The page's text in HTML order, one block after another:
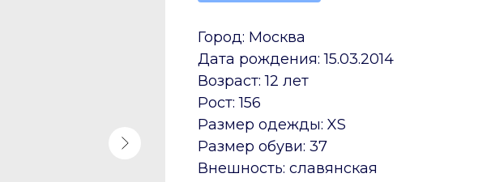
Город: Москва
Дата рождения: 15.03.2014
Возраст: 12 лет
Рост: 156
Размер одежды: XS
Размер обуви: 37
Внешность: славянская